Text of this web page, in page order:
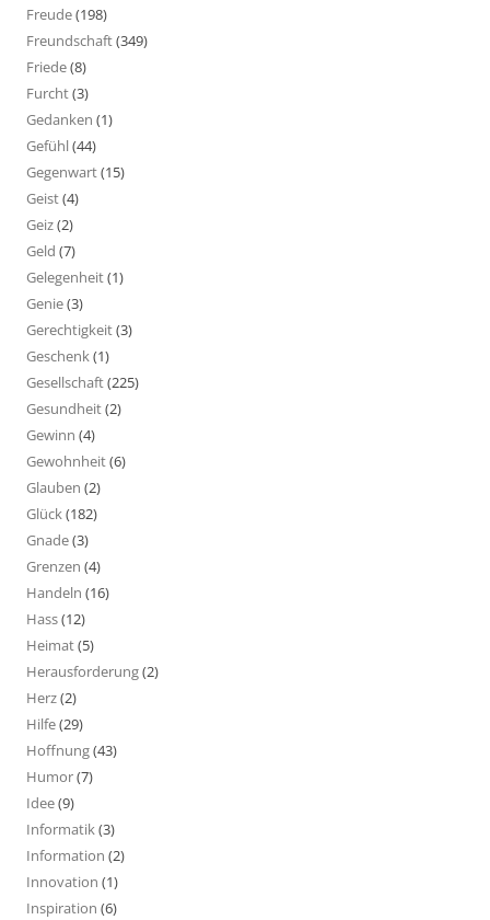
Freude(198)
Freundschaft(349)
Friede(8)
Furcht(3)
Gedanken (1)
Gefühl(44)
Gegenwart(15)
Geist(4)
Geiz(2)
Geld (7)
Gelegenheit(1)
Genie(3)
Gerechtigkeit(3)
Geschenk(1)
Gesellschaft(225)
Gesundheit(2)
Gewinn (4)
Gewohnheit(6)
Glauben (2)
Glück(182)
Gnade(3)
Grenzen (4)
Handeln (16)
Hass(12)
Heimat(5)
Herausforderung(2)
Herz(2)
Hilfe(29)
Hoffnung(43)
Humor(7)
Idee(9)
Informatik(3)
Information (2)
Innovation (1)
Inspiration (6)